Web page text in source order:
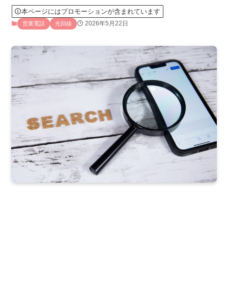
本ページにはプロモーションが含まれています
営業電話 光回線 2026年5月22日